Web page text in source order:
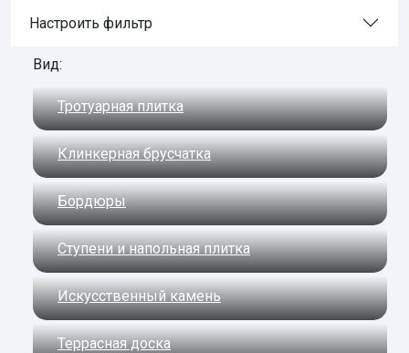
Настроить фильтр
Вид:
Тротуарная плитка
Клинкерная брусчатка
Бордюры
Ступени и напольная плитка
Искусственный камень
Террасная доска